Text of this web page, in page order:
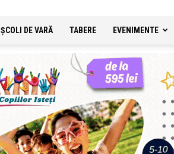
ŞCOLI DE VARĂ TABERE EVENIMENTE